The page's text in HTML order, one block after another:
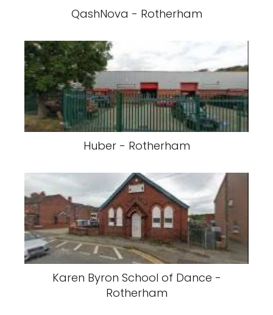
QashNova - Rotherham
Huber - Rotherham
Karen Byron School of Dance -
Rotherham